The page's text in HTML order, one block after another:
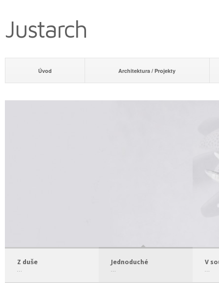
Justarch
Úvod Architektura / Projekty
Z duše Jednoduché V